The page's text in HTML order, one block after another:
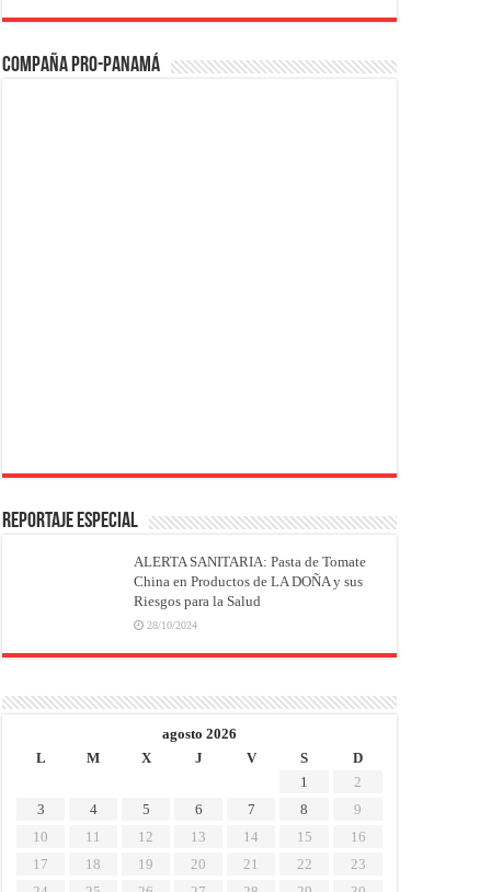
Compaña PRO-Panamá
REPORTAJE ESPECIAL
ALERTA SANITARIA: Pasta de Tomate
China en Productos de LA DOÑA y sus
Riesgos para la Salud
28/10/2024
agosto 2026
L
M X J V S
D
1
2
3
4 5 6 7 8
9
10
11 12 13 14 15
16
17
18 19 20 21 22
23